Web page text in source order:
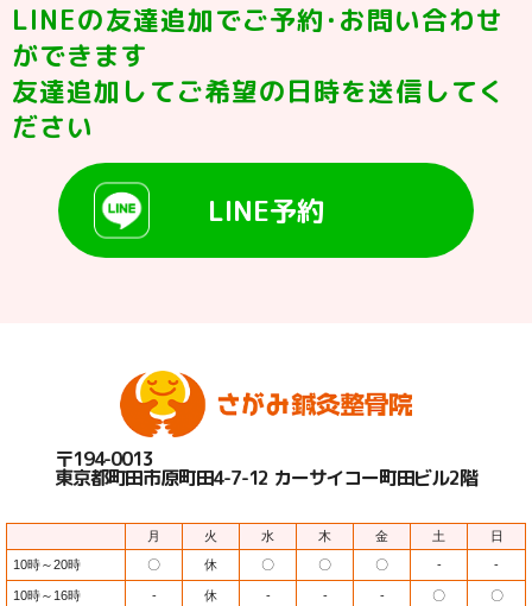
LINEの友達追加でご予約･お問い合わせ
ができます
友達追加してご希望の日時を送信してく
ださい
LINE予約
〒194-0013
東京都町田市原町田4-7-12 カーサイコー町田ビル2階
月 火 水 木 金 土
日
10時～20時
〇 休 〇 〇 〇 - -
10時～16時 - 休 - - - 〇 〇